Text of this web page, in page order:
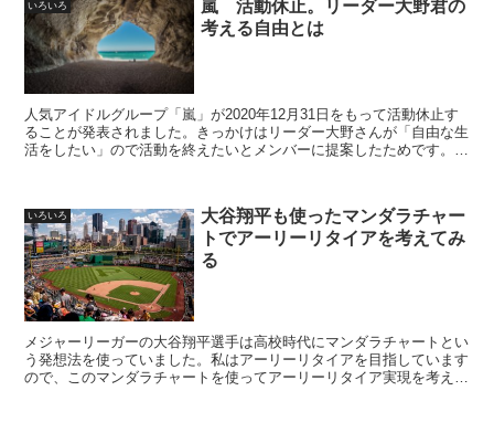
いろいろ
嵐 活動休止。リーダー大野君の
考える自由とは
人気アイドルグループ「嵐」が2020年12月31日をもって活動休止す
ることが発表されました。きっかけはリーダー大野さんが「自由な生
活をしたい」ので活動を終えたいとメンバーに提案したためです。大
いろいろ
大谷翔平も使ったマンダラチャー
トでアーリーリタイアを考えてみ
る
メジャーリーガーの大谷翔平選手は高校時代にマンダラチャートとい
う発想法を使っていました。私はアーリーリタイアを目指しています
ので、このマンダラチャートを使ってアーリーリタイア実現を考えて